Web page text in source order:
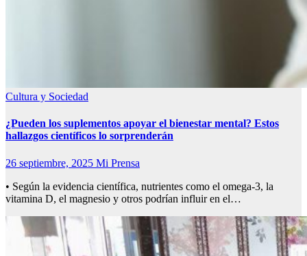
Cultura y Sociedad
¿Pueden los suplementos apoyar el bienestar mental? Estos
hallazgos científicos lo sorprenderán
26 septiembre, 2025 Mi Prensa
• Según la evidencia científica, nutrientes como el omega-3, la
vitamina D, el magnesio y otros podrían influir en el…